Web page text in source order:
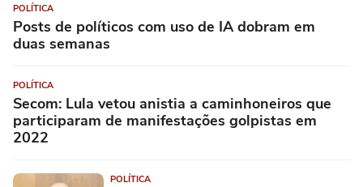
POLÍTICA
Posts de políticos com uso de IA dobram em
duas semanas
POLÍTICA
Secom: Lula vetou anistia a caminhoneiros que
participaram de manifestações golpistas em
2022
POLÍTICA